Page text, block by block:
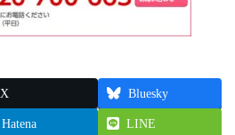
X Bluesky
Hatena LINE